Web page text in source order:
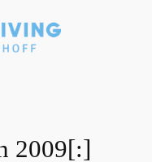
2009[:]